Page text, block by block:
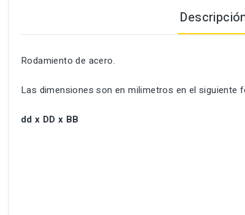
Rodamiento de acero.
Las dimensiones son en milimetros en el siguiente
dd x DD x BB